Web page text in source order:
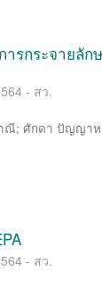
ารกระจายลั
- สว.
ณี;ศักดา ปัญญาห
- สว.